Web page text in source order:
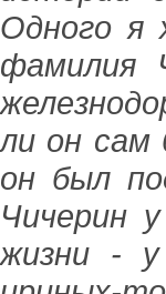
Одного я
фамилия
ли он сам
он был
Чичерин
жизни -